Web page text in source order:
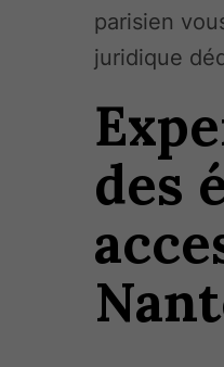
parisien
juridique
des